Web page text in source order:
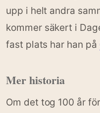
upp i helt andra
kommer säkert i
fast plats har han på
Mer historia
Om det tog 100 år